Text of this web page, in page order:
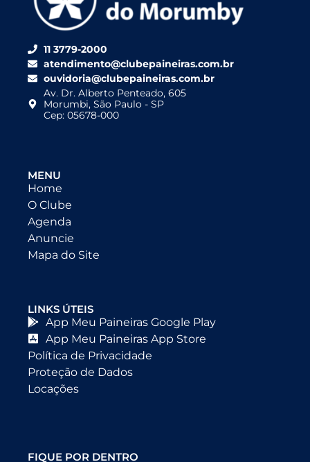
11 3779-2000
atendimento@clubepaineiras.com.br
ouvidoria@clubepaineiras.com.br
Av. Dr. Alberto Penteado, 605
Morumbi, São Paulo - SP
Cep: 05678-000
MENU
Home
O Clube
Agenda
Anuncie
Mapa do Site
LINKS ÚTEIS
App Meu Paineiras Google Play
App Meu Paineiras App Store
Política de Privacidade
Proteção de Dados
Locações
FIQUE POR DENTRO